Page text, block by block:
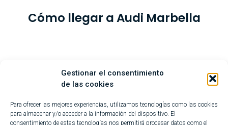
Gestionar el consentimiento
de las cookies
Para ofrecer las mejores experiencias, utilizamos tecnologías como las cookies
para almacenar y/o acceder a la información del dispositivo. El
consentimiento de estas tecnologías nos permitirá procesar datos como el
Cómo llegar a Audi Marbella